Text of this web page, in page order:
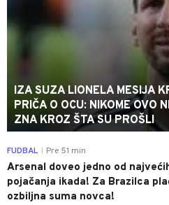
IZA SUZA LIONELA MESIJA
PRIČA O OCU: NIKOME OVO
ZNA KROZ ŠTA SU PROŠLI
FUDBAL Pre 51 min
Arsenal doveo jedno od
pojačanja ikada! Za Brazilca
ozbiljna suma novca!